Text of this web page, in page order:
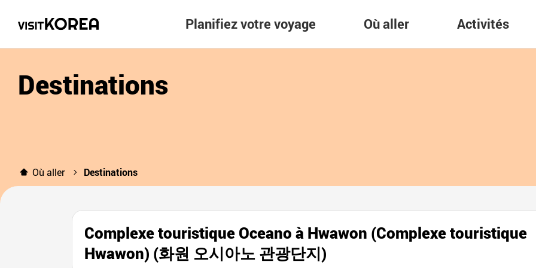
Planifiez votre voyage Où aller Activités
Destinations
Où aller Destinations
Complexe touristique Oceano à Hwawon (Complexe touristique
Hwawon) (화원 오시아노 관광단지)